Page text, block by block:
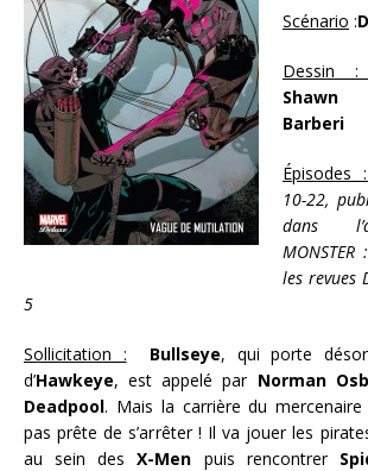
Scénario :
Dessin :
Shawn
Barberi
10-22,
dans
les revues
5
Sollicitation : Bullseye, qui porte
d’Hawkeye, est appelé par Norman
Deadpool. Mais la carrière du mercenaire
pas prête de s’arrêter ! Il va jouer les
au sein desX-Men puis rencontrer